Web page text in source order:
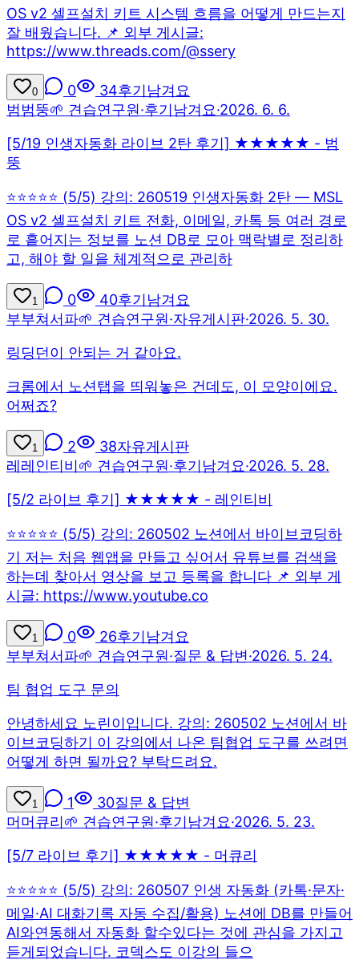
OS v2 셀프설치 키트 시스템 흐름을 어떻게 만드는지
잘 배웠습니다. 📌 외부 게시글:
https://www.threads.com/@ssery
0 0 34후기남겨요
범범뚱🌱 견습연구원·후기남겨요·2026. 6. 6.
[5/19 인생자동화 라이브 2탄 후기] ★★★★★ - 범
뚱
⭐⭐⭐⭐⭐ (5/5) 강의: 260519 인생자동화 2탄 — MSL
OS v2 셀프설치 키트 전화, 이메일, 카톡 등 여러 경로
로 흩어지는 정보를 노션 DB로 모아 맥락별로 정리하
고, 해야 할 일을 체계적으로 관리하
1 0 40후기남겨요
부부쳐서파🌱 견습연구원·자유게시판·2026. 5. 30.
링딩던이 안되는 거 같아요.
크롬에서 노션탭을 띄워놓은 건데도, 이 모양이에요.
어쩌죠?
1 2 38자유게시판
레레인티비🌱 견습연구원·후기남겨요·2026. 5. 28.
[5/2 라이브 후기] ★★★★★ - 레인티비
⭐⭐⭐⭐⭐ (5/5) 강의: 260502 노션에서 바이브코딩하
기 저는 처음 웹앱을 만들고 싶어서 유튜브를 검색을
하는데 찾아서 영상을 보고 등록을 합니다 📌 외부 게
시글: https://www.youtube.co
1 0 26후기남겨요
부부쳐서파🌱 견습연구원·질문 & 답변·2026. 5. 24.
팀 협업 도구 문의
안녕하세요 노린이입니다. 강의: 260502 노션에서 바
이브코딩하기 이 강의에서 나온 팀협업 도구를 쓰려면
어떻게 하면 될까요? 부탁드려요.
1 1 30질문 & 답변
머머큐리🌱 견습연구원·후기남겨요·2026. 5. 23.
[5/7 라이브 후기] ★★★★★ - 머큐리
⭐⭐⭐⭐⭐ (5/5) 강의: 260507 인생 자동화 (카톡·문자·
메일·AI 대화기록 자동 수집/활용) 노션에 DB를 만들어
AI와연동해서 자동화 할수있다는 것에 관심을 가지고
듣게되었습니다. 코덱스도 이강의 들으